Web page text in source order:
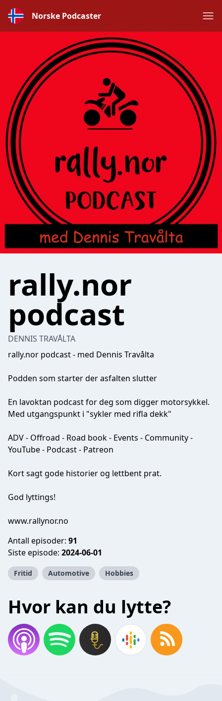
Norske Podcaster
rally.nor
podcast
DENNIS TRAVÅLTA
rally.nor podcast - med Dennis Travålta
Podden som starter der asfalten slutter
En lavoktan podcast for deg som digger motorsykkel.
Med utgangspunkt i "sykler med rifla dekk"
ADV - Offroad - Road book - Events - Community -
YouTube - Podcast - Patreon
Kort sagt gode historier og lettbent prat.
God lyttings!
www.rallynor.no
Antall episoder: 91
Siste episode: 2024-06-01
Fritid Automotive Hobbies
Hvor kan du lytte?